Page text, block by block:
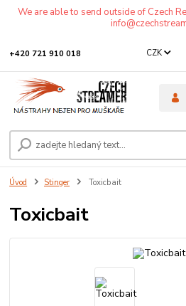
We are able to send outside of Czech
CZK
+420 721 910 018
Úvod Stinger Toxicbait
Toxicbait